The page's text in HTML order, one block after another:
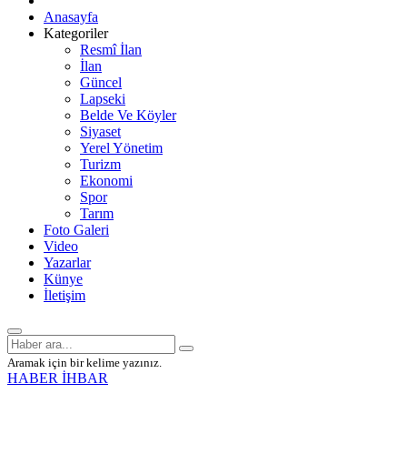
Anasayfa
Kategoriler
Resmî İlan
İlan
Güncel
Lapseki
Belde Ve Köyler
Siyaset
Yerel Yönetim
Turizm
Ekonomi
Spor
Tarım
Foto Galeri
Video
Yazarlar
Künye
İletişim
Aramak için bir kelime yazınız.
HABER İHBAR